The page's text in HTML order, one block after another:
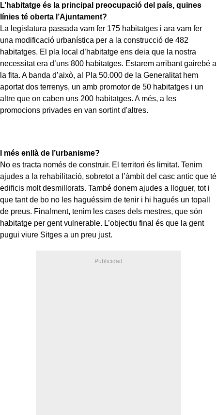
L’habitatge és la principal preocupació del país, quines
línies té oberta l’Ajuntament?
La legislatura passada vam fer 175 habitatges i ara vam fer
una modificació urbanística per a la construcció de 482
habitatges. El pla local d’habitatge ens deia que la nostra
necessitat era d’uns 800 habitatges. Estarem arribant gairebé a
la fita. A banda d’això, al Pla 50.000 de la Generalitat hem
aportat dos terrenys, un amb promotor de 50 habitatges i un
altre que on caben uns 200 habitatges. A més, a les
promocions privades en van sortint d'altres.
I més enllà de l’urbanisme?
No es tracta només de construir. El territori és limitat. Tenim
ajudes a la rehabilitació, sobretot a l’àmbit del casc antic que té
edificis molt desmillorats. També donem ajudes a lloguer, tot i
que tant de bo no les haguéssim de tenir i hi hagués un topall
de preus. Finalment, tenim les cases dels mestres, que són
habitatge per gent vulnerable. L’objectiu final és que la gent
pugui viure Sitges a un preu just.